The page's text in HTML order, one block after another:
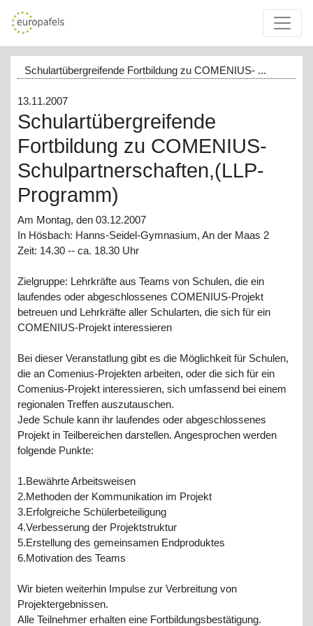
Schulartübergreifende Fortbildung zu COMENIUS- ...
13.11.2007
Schulartübergreifende
Fortbildung zu COMENIUS-
Schulpartnerschaften,(LLP-
Programm)
Am Montag, den 03.12.2007
In Hösbach: Hanns-Seidel-Gymnasium, An der Maas 2
Zeit: 14.30 -- ca. 18.30 Uhr
Zielgruppe: Lehrkräfte aus Teams von Schulen, die ein
laufendes oder abgeschlossenes COMENIUS-Projekt
betreuen und Lehrkräfte aller Schularten, die sich für ein
COMENIUS-Projekt interessieren
Bei dieser Veranstatlung gibt es die Möglichkeit für Schulen,
die an Comenius-Projekten arbeiten, oder die sich für ein
Comenius-Projekt interessieren, sich umfassend bei einem
regionalen Treffen auszutauschen.
Jede Schule kann ihr laufendes oder abgeschlossenes
Projekt in Teilbereichen darstellen. Angesprochen werden
folgende Punkte:
1.Bewährte Arbeitsweisen
2.Methoden der Kommunikation im Projekt
3.Erfolgreiche Schülerbeteiligung
4.Verbesserung der Projektstruktur
5.Erstellung des gemeinsamen Endproduktes
6.Motivation des Teams
Wir bieten weiterhin Impulse zur Verbreitung von
Projektergebnissen.
Alle Teilnehmer erhalten eine Fortbildungsbestätigung.